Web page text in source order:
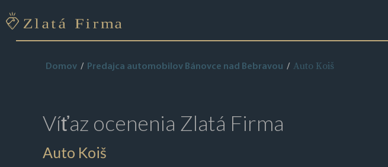
Domov Predajca automobilov Bánovce nad Bebravou Auto Koiš
Víťaz ocenenia Zlatá Firma
Auto Koiš